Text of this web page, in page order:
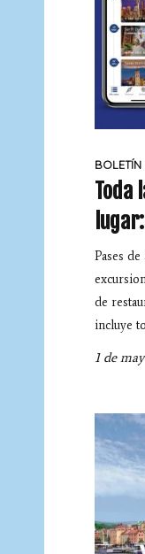
BOLETÍN
Toda
Pases
de
incluye
1 de